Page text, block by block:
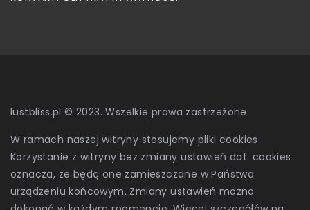
lustbliss.pl © 2023. Wszelkie prawa zastrzeżone.
W ramach naszej witryny stosujemy pliki cookies.
Korzystanie z witryny bez zmiany ustawień dot. cookies
oznacza, że będą one zamieszczane w Państwa
urządzeniu końcowym. Zmiany ustawień można